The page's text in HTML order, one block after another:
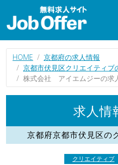
HOME
京都府の求人情報
京都市伏見区クリエイティブ
株式会社 アイエムジーの求
求人情
京都府京都市伏見区の
クリエイティブ